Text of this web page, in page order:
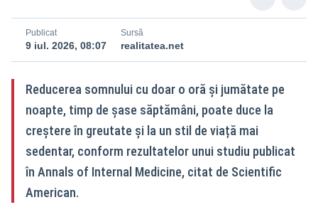
Publicat
9 iul. 2026, 08:07
Sursă
realitatea.net
Reducerea somnului cu doar o oră și jumătate pe
noapte, timp de șase săptămâni, poate duce la
creștere în greutate și la un stil de viață mai
sedentar, conform rezultatelor unui studiu publicat
în Annals of Internal Medicine, citat de Scientific
American.